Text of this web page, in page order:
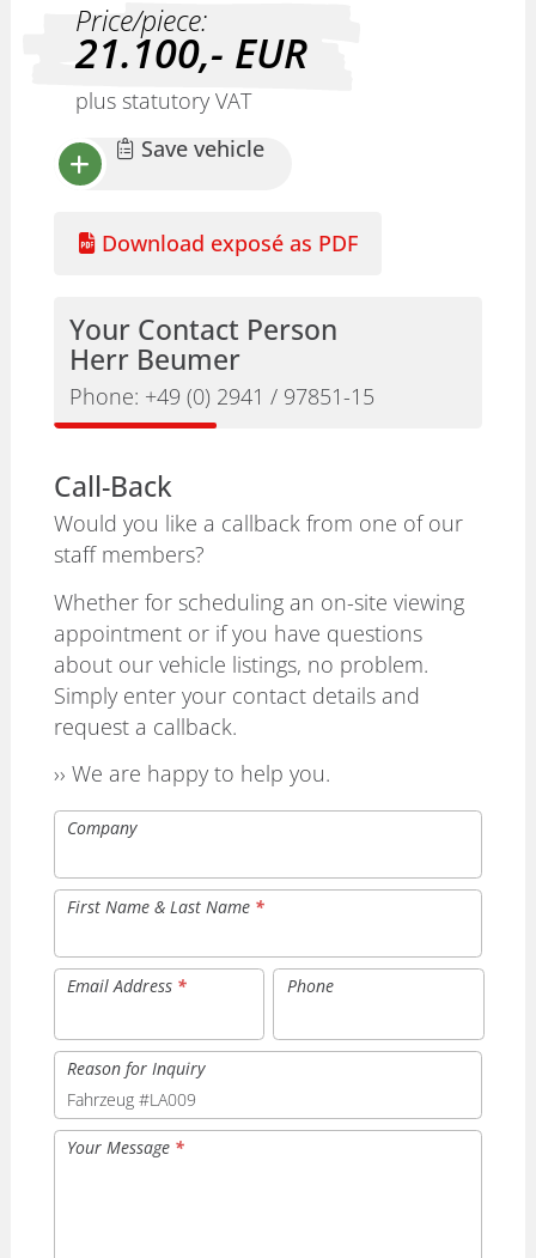
Price/piece:
21.100,- EUR
plus statutory VAT
Save vehicle
Download exposé as PDF
Your Contact Person
Herr Beumer
Phone: +49 (0) 2941 / 97851-15
Call-Back
Would you like a callback from one of our
staff members?
Whether for scheduling an on-site viewing
appointment or if you have questions
about our vehicle listings, no problem.
Simply enter your contact details and
request a callback.
›› We are happy to help you.
Company
First Name & Last Name *
Email Address * Phone
Reason for Inquiry
Your Message *